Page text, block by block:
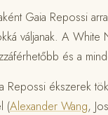
Gaia Repossi
váljanak. A
és a
ékszerek
(Alexander Wang,